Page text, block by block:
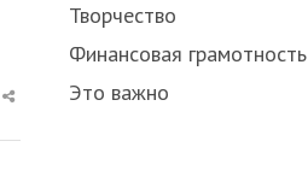
Share
post
Творчество
Финансовая грамотность
Это важно